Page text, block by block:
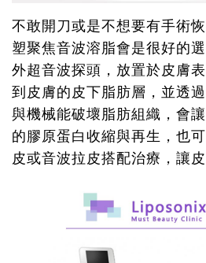
不敢開刀或是不想要有手術
塑聚焦音波溶脂會是很好的
外超音波探頭，放置於皮膚
到皮膚的皮下脂肪層，並透
與機械能破壞脂肪組織，會
的膠原蛋白收縮與再生，也
皮或音波拉皮搭配治療，讓